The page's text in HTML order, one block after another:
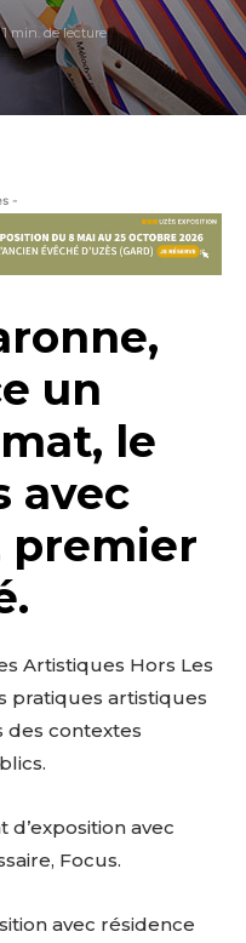
1min. de lecture
-
un
le
avec
premier
Artistiques Hors Les
pratiques artistiques
des contextes
avec
Focus.
avec résidence